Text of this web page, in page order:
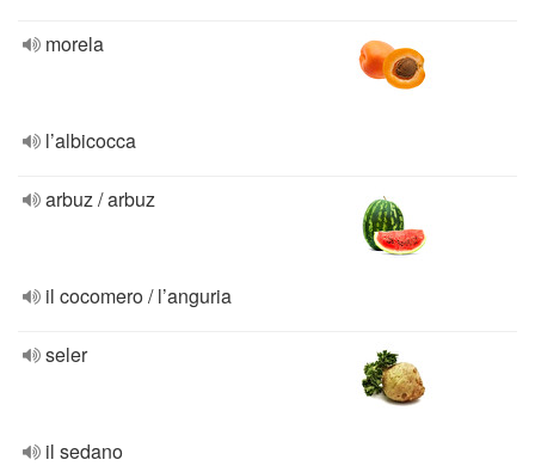
morela
l’albicocca
arbuz / arbuz
il cocomero / l’anguria
seler
il sedano